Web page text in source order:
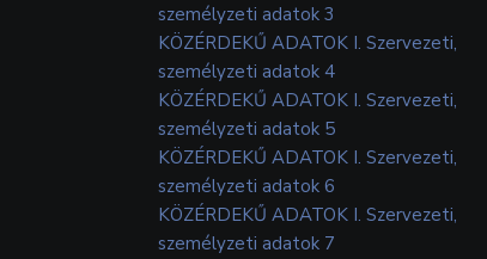
személyzeti adatok 3
KÖZÉRDEKŰ ADATOK I. Szervezeti,
személyzeti adatok 4
KÖZÉRDEKŰ ADATOK I. Szervezeti,
személyzeti adatok 5
KÖZÉRDEKŰ ADATOK I. Szervezeti,
személyzeti adatok 6
KÖZÉRDEKŰ ADATOK I. Szervezeti,
személyzeti adatok 7